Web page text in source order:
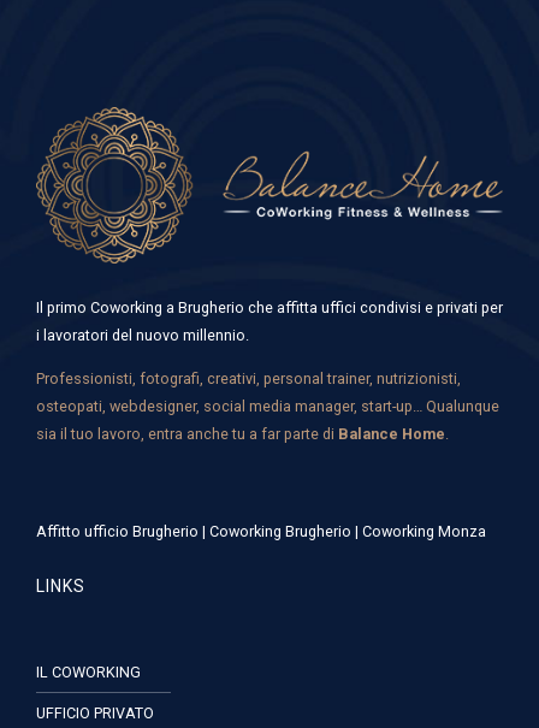
Il primo Coworking a Brugherio che affitta uffici condivisi e privati per
i lavoratori del nuovo millennio.
Professionisti, fotografi, creativi, personal trainer, nutrizionisti,
osteopati, webdesigner, social media manager, start-up… Qualunque
sia il tuo lavoro, entra anche tu a far parte di Balance Home.
Affitto ufficio Brugherio | Coworking Brugherio | Coworking Monza
LINKS
IL COWORKING
UFFICIO PRIVATO